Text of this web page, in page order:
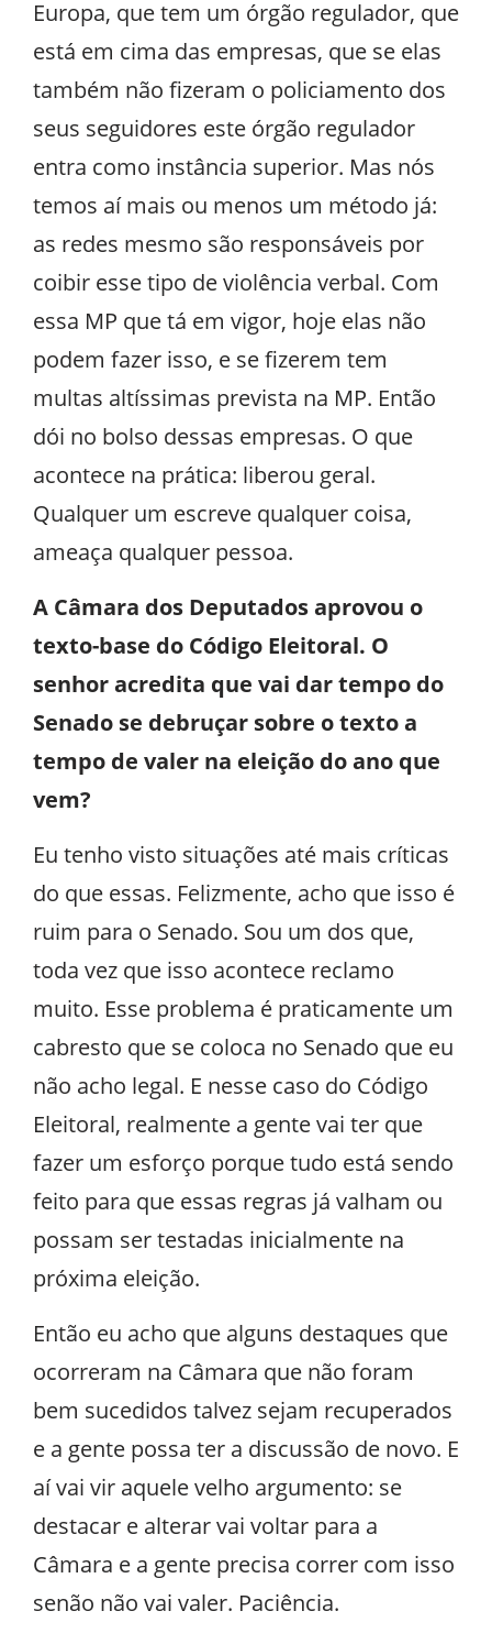
Europa, que tem um órgão regulador, que
está em cima das empresas, que se elas
também não fizeram o policiamento dos
seus seguidores este órgão regulador
entra como instância superior. Mas nós
temos aí mais ou menos um método já:
as redes mesmo são responsáveis por
coibir esse tipo de violência verbal. Com
essa MP que tá em vigor, hoje elas não
podem fazer isso, e se fizerem tem
multas altíssimas prevista na MP. Então
dói no bolso dessas empresas. O que
acontece na prática: liberou geral.
Qualquer um escreve qualquer coisa,
ameaça qualquer pessoa.
A Câmara dos Deputados aprovou o
texto-base do Código Eleitoral. O
senhor acredita que vai dar tempo do
Senado se debruçar sobre o texto a
tempo de valer na eleição do ano que
vem?
Eu tenho visto situações até mais críticas
do que essas. Felizmente, acho que isso é
ruim para o Senado. Sou um dos que,
toda vez que isso acontece reclamo
muito. Esse problema é praticamente um
cabresto que se coloca no Senado que eu
não acho legal. E nesse caso do Código
Eleitoral, realmente a gente vai ter que
fazer um esforço porque tudo está sendo
feito para que essas regras já valham ou
possam ser testadas inicialmente na
próxima eleição.
Então eu acho que alguns destaques que
ocorreram na Câmara que não foram
bem sucedidos talvez sejam recuperados
e a gente possa ter a discussão de novo. E
aí vai vir aquele velho argumento: se
destacar e alterar vai voltar para a
Câmara e a gente precisa correr com isso
senão não vai valer. Paciência.